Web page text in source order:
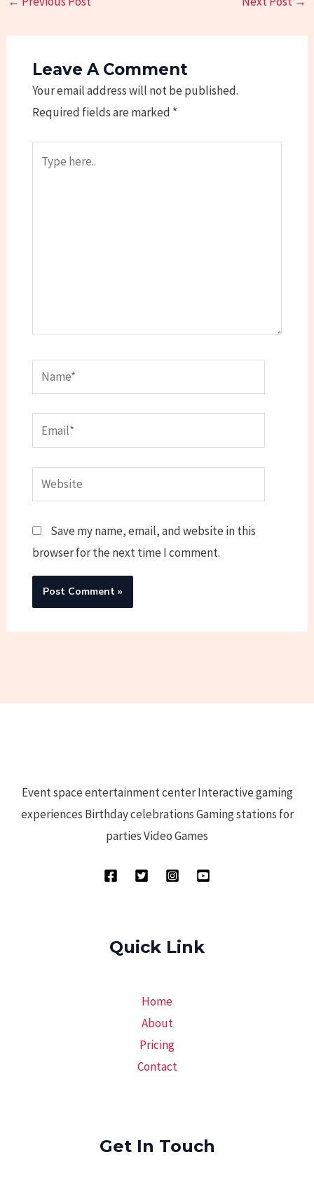
Leave A Comment
Your email address will not be published.
Required fields are marked *
here..
Name*
Email*
Website
Save my name, email, and website in this
browser for the next time I comment.
Event space entertainment center Interactive gaming
experiences Birthday celebrations Gaming stations for
parties Video Games
Quick Link
Home
About
Pricing
Contact
Get In Touch